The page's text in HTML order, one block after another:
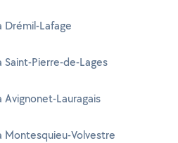
Drémil-Lafage
Pierre-de-Lages
Lauragais
Volvestre